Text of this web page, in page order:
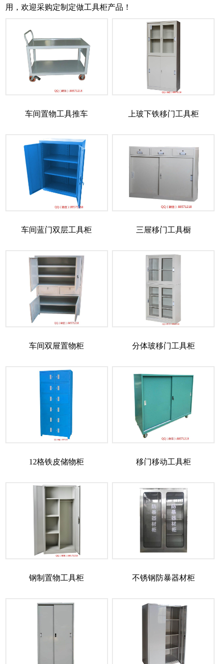
用，欢迎采购定制定做工具柜产品！
车间置物工具推车 上玻下铁移门工具柜
车间蓝门双层工具柜 三屉移门工具橱
车间双屉置物柜 分体玻移门工具柜
12格铁皮储物柜 移门移动工具柜
钢制置物工具柜 不锈钢防暴器材柜